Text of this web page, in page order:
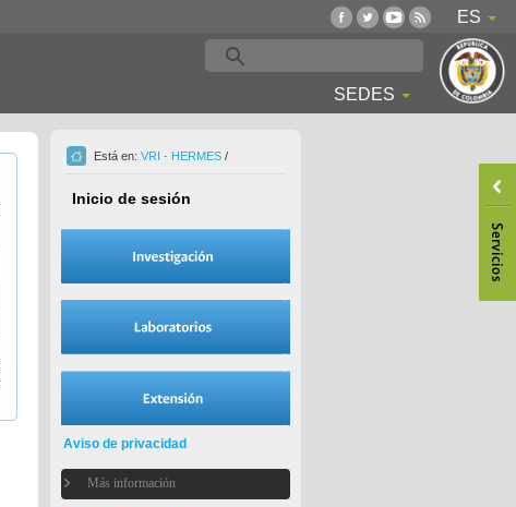
ES
SEDES
Está en: VRI - HERMES /
Inicio de sesión
Aviso de privacidad
Más información